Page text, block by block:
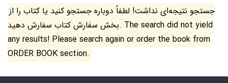
جستجو نتیجه‌ای نداشت! لطفاً دوباره جستجو کنید یا کتاب را از
بخش سفارش کتاب سفارش دهید. The search did not yield
any results! Please search again or order the book from
ORDER BOOK section.